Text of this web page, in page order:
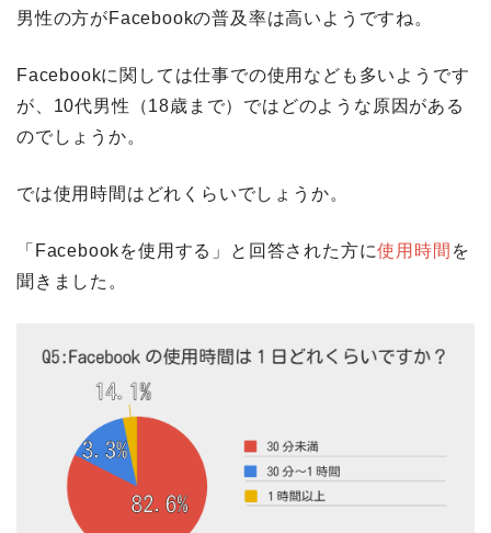
男性の方がFacebookの普及率は高いようですね。
Facebookに関しては仕事での使用なども多いようです
が、10代男性（18歳まで）ではどのような原因がある
のでしょうか。
では使用時間はどれくらいでしょうか。
「Facebookを使用する」と回答された方に使用時間 を
聞きました。